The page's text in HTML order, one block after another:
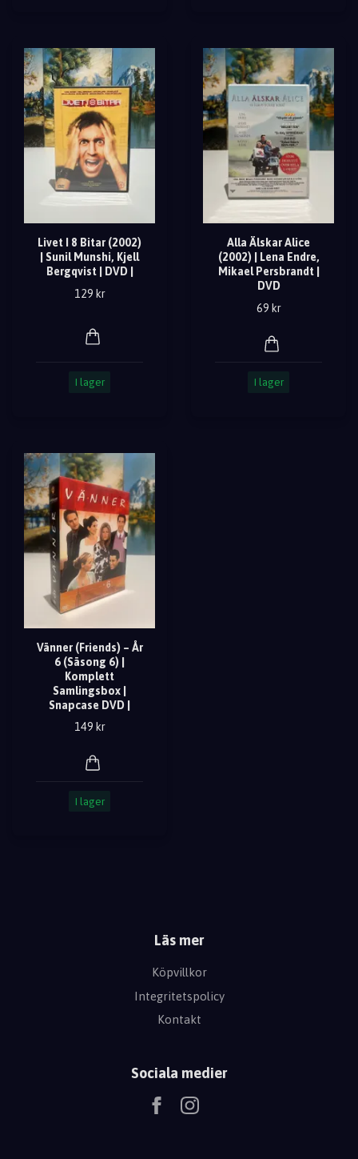
Livet I 8 Bitar (2002)
| Sunil Munshi, Kjell
Bergqvist | DVD |
129 kr
I lager
Alla Älskar Alice
(2002) | Lena Endre,
Mikael Persbrandt |
DVD
69 kr
I lager
Vänner (Friends) – År
6 (Säsong 6) |
Komplett
Samlingsbox |
Snapcase DVD |
149 kr
I lager
Läs mer
Köpvillkor
Integritetspolicy
Kontakt
Sociala medier